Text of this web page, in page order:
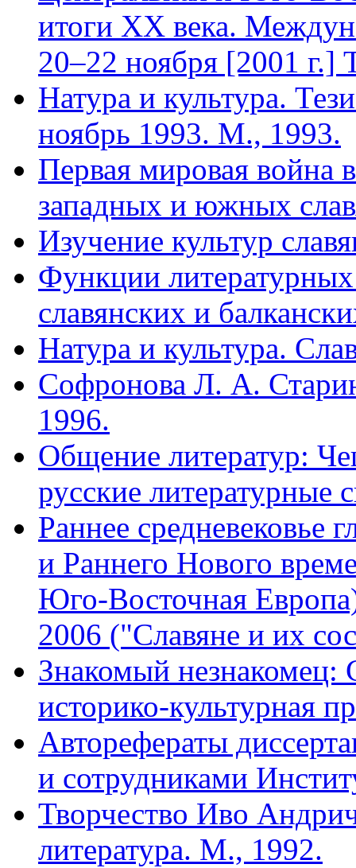
итоги XX века.
20–22 ноября [2001 г.]
Натура и культура.
ноябрь 1993. М., 1993.
Первая мировая война
западных и южных
Изучение культур
Функции
славянских и
Натура и культура.
Софронова Л. А.
1996.
Общение литератур:
русские
Раннее средневековье
и Раннего Нового
Юго-Восточная
2006 ("Славяне и их
Знакомый незнакомец:
историко-культурная
Авторефераты
и сотрудниками
Творчество Иво
литература. М., 1992.